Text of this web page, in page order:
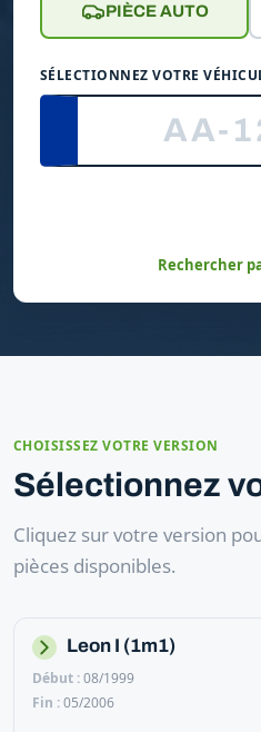
PIÈCE AUTO
SÉLECTIONNEZ VOTRE
Rechercher
CHOISISSEZ VOTRE VERSION
Sélectionnez
Cliquez sur votre version
pièces disponibles.
Leon I (1m1)
08/1999
05/2006